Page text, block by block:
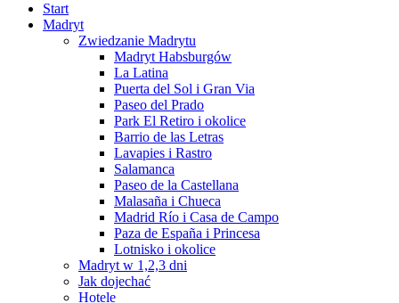
Start
Madryt
Zwiedzanie Madrytu
Madryt Habsburgów
La Latina
Puerta del Sol i Gran Via
Paseo del Prado
Park El Retiro i okolice
Barrio de las Letras
Lavapies i Rastro
Salamanca
Paseo de la Castellana
Malasaña i Chueca
Madrid Río i Casa de Campo
Paza de España i Princesa
Lotnisko i okolice
Madryt w 1,2,3 dni
Jak dojechać
Hotele